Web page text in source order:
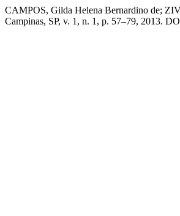
CAMPOS, Gilda Helena Bernardino de;
Campinas, SP, v. 1, n. 1, p. 57–79, 2013.